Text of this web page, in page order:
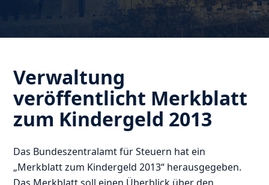
Verwaltung
veröffentlicht Merkblatt
zum Kindergeld 2013
Das Bundeszentralamt für Steuern hat ein
„Merkblatt zum Kindergeld 2013“ herausgegeben.